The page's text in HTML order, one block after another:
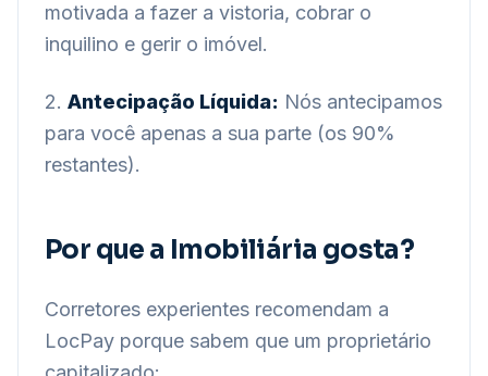
motivada a fazer a vistoria, cobrar o
inquilino e gerir o imóvel.
2. Antecipação Líquida: Nós antecipamos
para você apenas a sua parte (os 90%
restantes).
Por que a Imobiliária gosta?
Corretores experientes recomendam a
LocPay porque sabem que um proprietário